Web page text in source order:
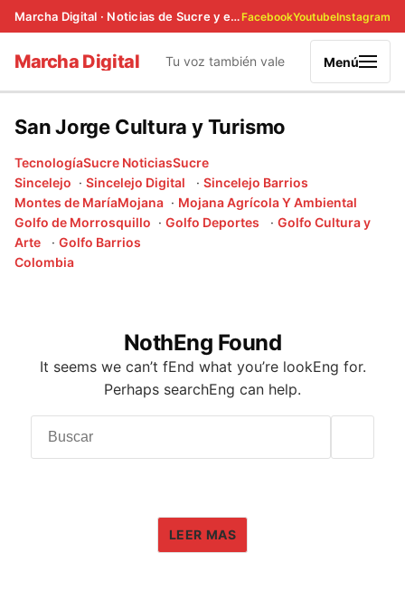
Marcha Digital · Noticias de Sucre y el Caribe colombianoFacebookYoutubeInstagram
Marcha Digital Tu voz también vale Menú
San Jorge Cultura y Turismo
TecnologíaSucre NoticiasSucre
Sincelejo
Sincelejo Digital
Sincelejo Barrios
Montes de MaríaMojana
Mojana Agrícola Y Ambiental
Golfo de Morrosquillo
Golfo Deportes
Golfo Cultura y
Arte
Golfo Barrios
Colombia
NothEng Found
It seems we can’t fEnd what you’re lookEng for.
Perhaps searchEng can help.
LEER MAS